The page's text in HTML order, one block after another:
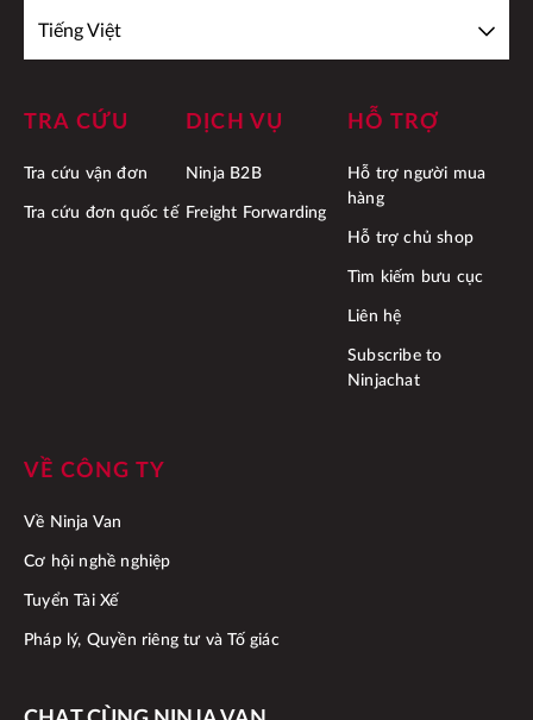
Tiếng Việt
TRA CỨU
Tra cứu vận đơn
Tra cứu đơn quốc tế
DỊCH VỤ
Ninja B2B
Freight Forwarding
HỖ TRỢ
Hỗ trợ người mua
hàng
Hỗ trợ chủ shop
Tìm kiếm bưu cục
Liên hệ
Subscribe to
Ninjachat
VỀ CÔNG TY
Về Ninja Van
Cơ hội nghề nghiệp
Tuyển Tài Xế
Pháp lý, Quyền riêng tư và Tố giác